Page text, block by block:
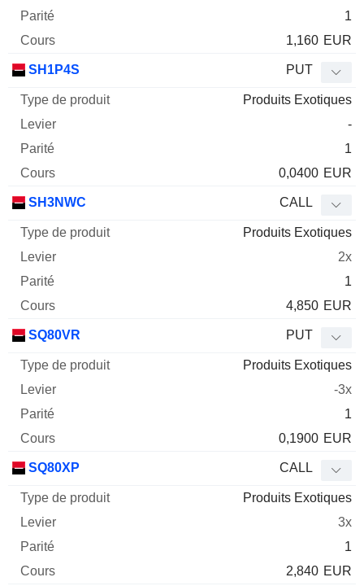
1
1,160 EUR
SH1P4S PUT
Produits Exotiques
-
1
0,0400 EUR
SH3NWC CALL
Produits Exotiques
2x
1
4,850 EUR
SQ80VR PUT
Produits Exotiques
-3x
1
0,1900 EUR
SQ80XP CALL
Produits Exotiques
3x
1
2,840 EUR